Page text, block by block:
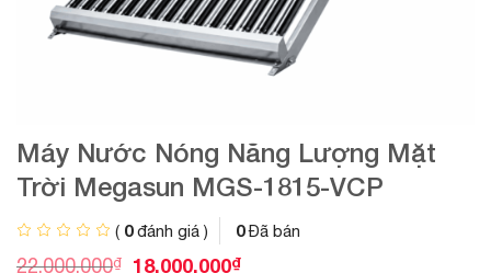
Máy Nước Nóng Năng Lượng Mặt
Trời Megasun MGS-1815-VCP
( 0đánh giá ) 0Đã bán
22,000,000₫
G
18,000,000₫G